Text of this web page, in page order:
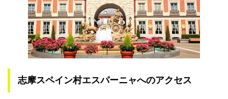
志摩スペイン村エスパーニャへのアクセス